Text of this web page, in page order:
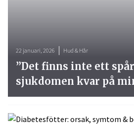
22 januari, 2026 Hud & Hår
”Det finns inte ett
sjukdomen kvar på